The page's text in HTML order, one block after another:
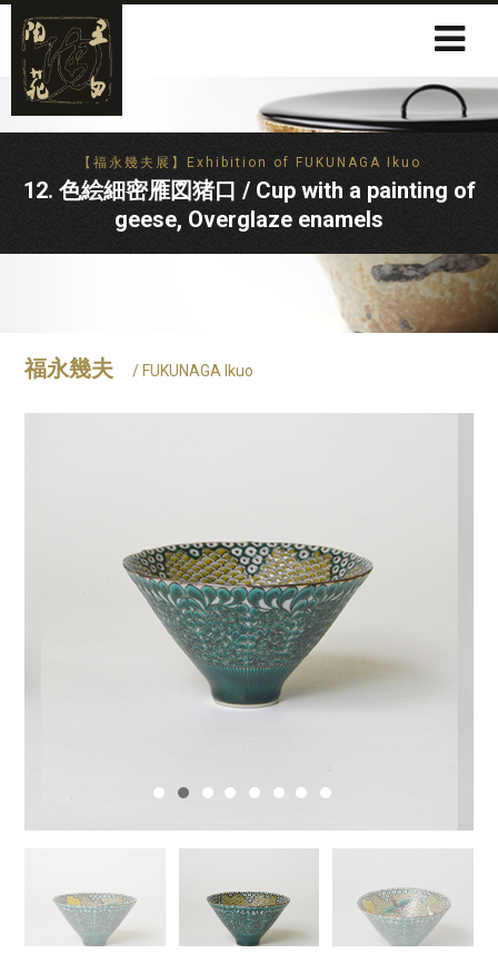
【福永幾夫展】Exhibition of FUKUNAGA Ikuo
12. 色絵細密雁図猪口 / Cup with a painting of
geese, Overglaze enamels
福永幾夫 / FUKUNAGA Ikuo